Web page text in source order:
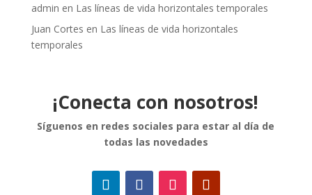
admin en Las líneas de vida horizontales temporales
Juan Cortes en Las líneas de vida horizontales
temporales
¡Conecta con nosotros!
Síguenos en redes sociales para estar al día de
todas las novedades